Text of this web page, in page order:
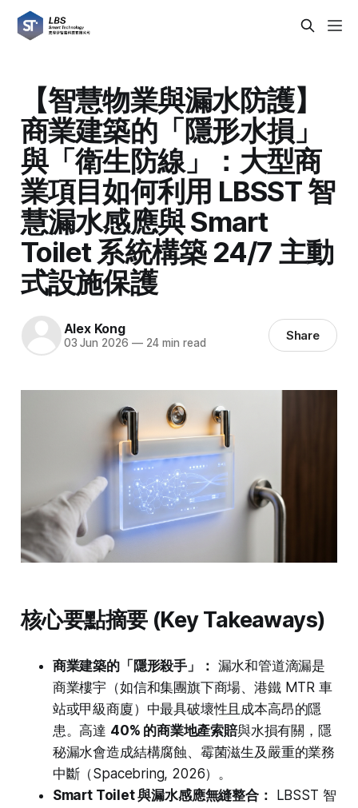
【智慧物業與漏水防護】
商業建築的「隱形水損」
與「衛生防線」：大型商
業項目如何利用 LBSST 智
慧漏水感應與 Smart
Toilet 系統構築 24/7 主動
式設施保護
Alex Kong
03 Jun 2026 —24 min read Share
核心要點摘要 (Key Takeaways)
商業建築的「隱形殺手」： 漏水和管道滴漏是
商業樓宇（如信和集團旗下商場、港鐵 MTR 車
站或甲級商廈）中最具破壞性且成本高昂的隱
患。高達 40% 的商業地產索賠與水損有關，隱
秘漏水會造成結構腐蝕、霉菌滋生及嚴重的業務
中斷（Spacebring, 2026）。
Smart Toilet 與漏水感應無縫整合：
LBSST 智